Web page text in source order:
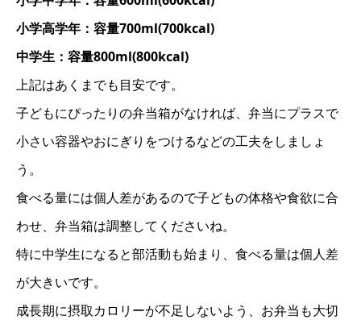
小学高学年：容量700ml(700kcal)
中学生：容量800ml(800kcal)
上記はあくまでも目安です。
子どもにぴったりの弁当箱がなければ、弁当にプラスで
小さい容器やおにぎりをつけるなどの工夫をしましょ
う。
食べる量には個人差があるので子どもの体格や食欲に合
わせ、弁当箱は調整してくださいね。
特に中学生になると部活動も始まり、食べる量は個人差
が大きいです。
成長期に摂取カロリーが不足しないよう、お弁当も大切